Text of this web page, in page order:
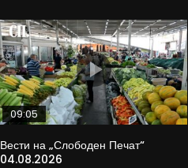
09:05
Вести на „Слободен Печат“
04.08.2026